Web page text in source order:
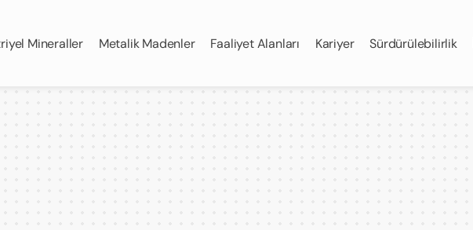
Mineraller Metalik Madenler Faaliyet Alanları Kariyer Sürdürülebilirlik